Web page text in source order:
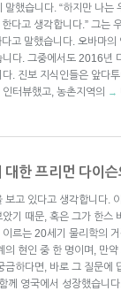
했습니다. “하지만 나는
고 생각합니다.” 그는
고 말했습니다. 오바마의
다. 그중에서도 2016년
. 진보 지식인들은 앞다
터뷰했고, 농촌지역의
→
한 프리먼 다이
보고 있다고 생각합니다.
기 때문, 혹은 그가 한스
르는 20세기 물리학의
현인 중 한 명이며, 만
금하다면, 바로 그 질문에
께 영국에서 성장했습니